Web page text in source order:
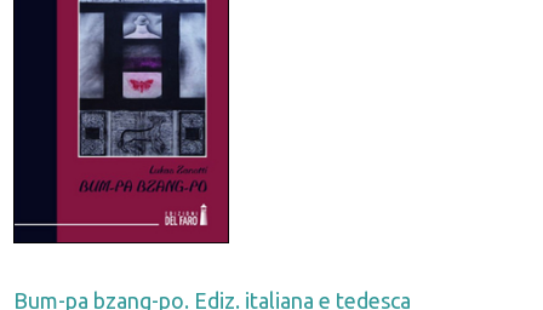
Bum-pa bzang-po. Ediz. italiana e tedesca